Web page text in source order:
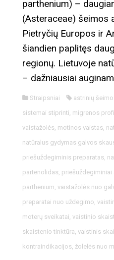
parthenium) –
(Asteraceae) šeimos
Pietryčių Europos ir
šiandien paplitęs
regionų. Lietuvoje
– dažniausiai
Straipsniai astrinių
sistemai stiprinti, migrenos
vaistažolės, motinos vaistas,
natūralus gydymas galvos
priešuždegiminis preparatas,
partenolidas, priešuždegiminiai
parthenium, vaistažolės nuo
preparatai nuo uždegimo,
moterų sveikatai, vaistinio
skaistenio tinktūra, vaistinis
kontraindikacijos, žolelės nuo